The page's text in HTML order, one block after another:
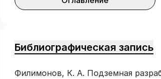
пластовых месторождений» и
технического университета имени
Библиографическая запись
Филимонов, К. А. Подземная